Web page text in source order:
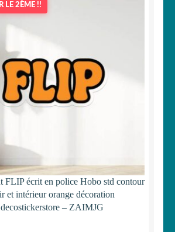
LE 2ÈME !!
FLIP écrit en police Hobo std contour
et intérieur orange décoration
decostickerstore – ZAIMJG